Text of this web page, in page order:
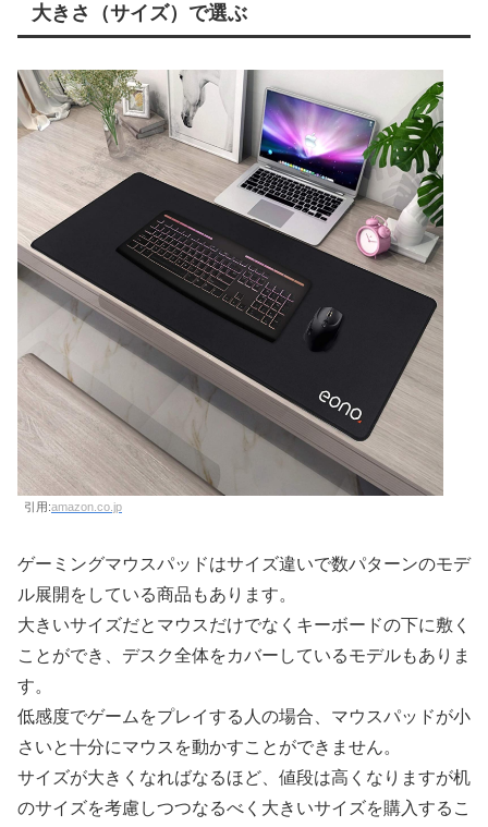
大きさ（サイズ）で選ぶ
引用:amazon.co.jp
ゲーミングマウスパッドはサイズ違いで数パターンのモデ
ル展開をしている商品もあります。
大きいサイズだとマウスだけでなくキーボードの下に敷く
ことができ、デスク全体をカバーしているモデルもありま
す。
低感度でゲームをプレイする人の場合、マウスパッドが小
さいと十分にマウスを動かすことができません。
サイズが大きくなればなるほど、値段は高くなりますが机
のサイズを考慮しつつなるべく大きいサイズを購入するこ